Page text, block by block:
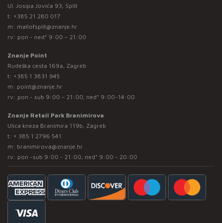
Ul. Josipa Jovića 93, Split
t: +385 21 280 017
m: mallofsplit@znanje.hr
rv: pon - ned* 9:00 – 21:00
Znanje Point
Rudeška cesta 169a, Zagreb
t: +385 1 3831 945
m: point@znanje.hr
rv: pon - sub 9:00 – 21:00; ned* 9:00-14:00
Znanje Retail Park Branimirova
Ulica kneza Branimira 119b, Zagreb
t: + 385 1 2796 541
m: branimirova@znanje.hr
rv: pon -sub 9:00 - 21:00, ned* 9:00 - 20:00